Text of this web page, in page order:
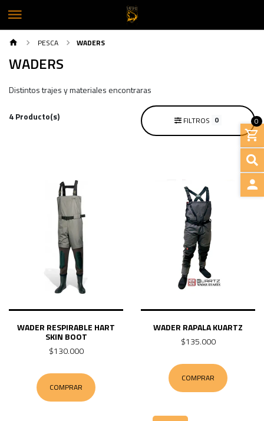
0
PESCA WADERS
WADERS
Distintos trajes y materiales encontraras
4 Producto(s) FILTROS 0
WADER RESPIRABLE HART
SKIN BOOT
$130.000
COMPRAR
WADER RAPALA KUARTZ
$135.000
COMPRAR